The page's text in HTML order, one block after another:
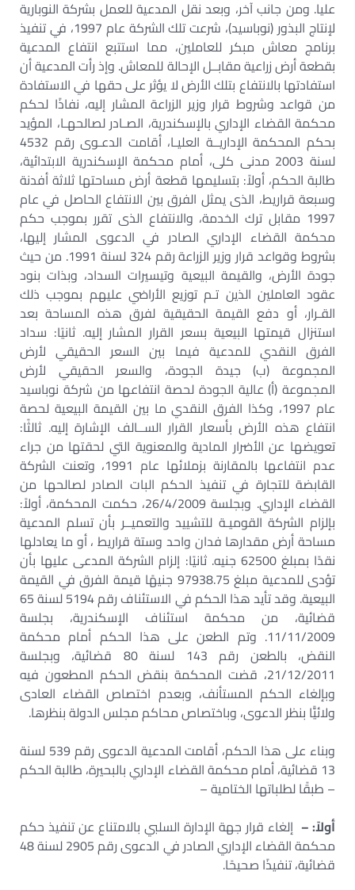
عليا. ومن جانب آخر، وبعد نقل المدعية للعمل بشركة النوبارية
لإنتاج البذور (نوباسيد)، شرعت تلك الشركة عام 1997، في تنفيذ
برنامج معاش مبكر للعاملين، مما استتبع انتفاع المدعية
بقطعة أرض زراعية مقابــل الإحالة للمعاش. وإذ رأت المدعية أن
استفادتها بالانتفاع بتلك الأرض لا يؤثر على حقها في الاستفادة
من قواعد وشروط قرار وزير الزراعة المشار إليه، نفاذًا لحكم
محكمة القضاء الإداري بالإسكندرية، الصـادر لصالحهـا، المؤيد
بحكم المحكمة الإداريــة العليـا، أقامت الدعـوى رقم 4532
لسنة 2003 مدنى كلى، أمام محكمة الإسكندرية الابتدائية،
طالبة الحكم، أولاً: بتسليمها قطعة أرض مساحتها ثلاثة أفدنة
وسبعة قراريط، الذى يمثل الفرق بين الانتفاع الحاصل في عام
1997 مقابل ترك الخدمة، والانتفاع الذى تقرر بموجب حكم
محكمة القضاء الإداري الصادر في الدعوى المشار إليها،
بشروط وقواعد قرار وزير الزراعة رقم 324 لسنة 1991. من حيث
جودة الأرض، والقيمة البيعية وتيسيرات السداد، وبذات بنود
عقود العاملين الذين تـم توزيع الأراضي عليهم بموجب ذلك
القـرار، أو دفع القيمة الحقيقية لفرق هذه المساحة بعد
استنزال قيمتها البيعية بسعر القرار المشار إليه. ثانيًا: سداد
الفرق النقدي للمدعية فيما بين السعر الحقيقي لأرض
المجموعة (ب) جيدة الجودة، والسعر الحقيقي لأرض
المجموعة (أ) عالية الجودة لحصة انتفاعها من شركة نوباسيد
عام 1997، وكذا الفرق النقدي ما بين القيمة البيعية لحصة
انتفاع هذه الأرض بأسعار القرار الســالف الإشارة إليه. ثالثًا:
تعويضها عن الأضرار المادية والمعنوية التي لحقتها من جراء
عدم انتفاعها بالمقارنة بزملائها عام 1991، وتعنت الشركة
القابضة للتجارة في تنفيذ الحكم البات الصادر لصالحها من
القضاء الإداري. وبجلسة 26/4/2009، حكمت المحكمة، أولاً:
بإلزام الشركة القوميـة للتشييد والتعميــر بأن تسلم المدعية
مساحة أرض مقدارها فدان واحد وستة قراريط ، أو ما يعادلها
نقدًا بمبلغ 62500 جنيه. ثانيًا: إلزام الشركة المدعى عليها بأن
تؤدى للمدعية مبلغ 97938.75 جنيهًا قيمة الفرق في القيمة
البيعية. وقد تأيد هذا الحكم في الاستئناف رقم 5194 لسنة 65
قضائية، من محكمة استئناف الإسكندرية، بجلسة
11/11/2009. وتم الطعن على هذا الحكم أمام محكمة
النقض، بالطعن رقم 143 لسنة 80 قضائية، وبجلسة
21/12/2011، قضت المحكمة بنقض الحكم المطعون فيه
وبإلغاء الحكم المستأنف، وبعدم اختصاص القضاء العادى
ولائيًّا بنظر الدعوى، وباختصاص محاكم مجلس الدولة بنظرها.
وبناء على هذا الحكم، أقامت المدعية الدعوى رقم 539 لسنة
13 قضائية، أمام محكمة القضاء الإداري بالبحيرة، طالبة الحكم
– طبقًا لطلباتها الختامية –
أولاً: – إلغاء قرار جهة الإدارة السلبي بالامتناع عن تنفيذ حكم
محكمة القضاء الإداري الصادر في الدعوى رقم 2905 لسنة 48
قضائية، تنفيذًا صحيحًا.